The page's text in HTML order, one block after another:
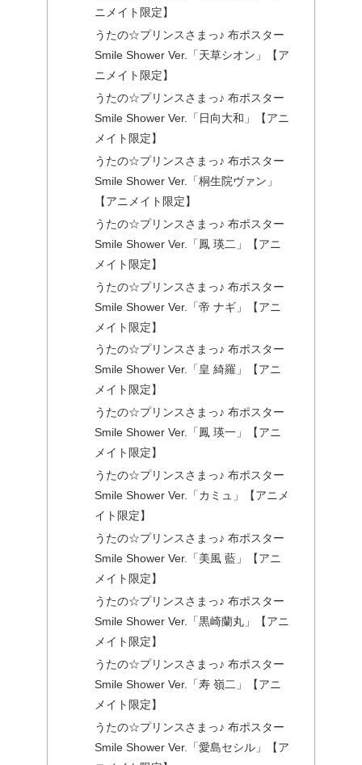
ニメイト限定】
うたの☆プリンスさまっ♪ 布ポスター
Smile Shower Ver.「天草シオン」【ア
ニメイト限定】
うたの☆プリンスさまっ♪ 布ポスター
Smile Shower Ver.「日向大和」【アニ
メイト限定】
うたの☆プリンスさまっ♪ 布ポスター
Smile Shower Ver.「桐生院ヴァン」
【アニメイト限定】
うたの☆プリンスさまっ♪ 布ポスター
Smile Shower Ver.「鳳 瑛二」【アニ
メイト限定】
うたの☆プリンスさまっ♪ 布ポスター
Smile Shower Ver.「帝 ナギ」【アニ
メイト限定】
うたの☆プリンスさまっ♪ 布ポスター
Smile Shower Ver.「皇 綺羅」【アニ
メイト限定】
うたの☆プリンスさまっ♪ 布ポスター
Smile Shower Ver.「鳳 瑛一」【アニ
メイト限定】
うたの☆プリンスさまっ♪ 布ポスター
Smile Shower Ver.「カミュ」【アニメ
イト限定】
うたの☆プリンスさまっ♪ 布ポスター
Smile Shower Ver.「美風 藍」【アニ
メイト限定】
うたの☆プリンスさまっ♪ 布ポスター
Smile Shower Ver.「黒崎蘭丸」【アニ
メイト限定】
うたの☆プリンスさまっ♪ 布ポスター
Smile Shower Ver.「寿 嶺二」【アニ
メイト限定】
うたの☆プリンスさまっ♪ 布ポスター
Smile Shower Ver.「愛島セシル」【ア